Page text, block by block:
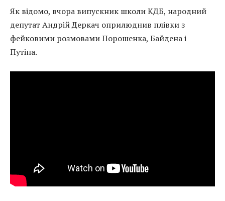
Як відомо, вчора випускник школи КДБ, народний
депутат Андрій Деркач оприлюднив плівки з
фейковими розмовами Порошенка, Байдена і
Путіна.